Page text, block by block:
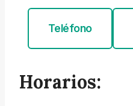
Teléfono
Horarios: